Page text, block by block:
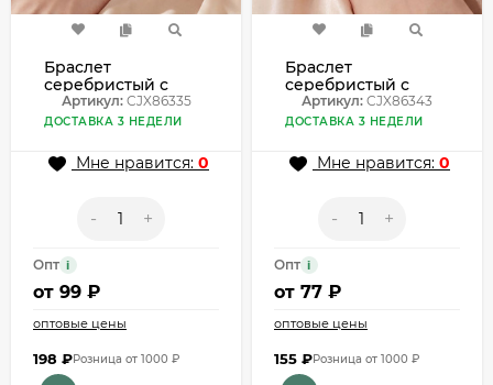
Браслет
серебристый с
вишней и эмалью
CJX86335
Артикул:CJX86335
ДОСТАВКА 3 НЕДЕЛИ
Мне нравится: 0
- +
Опт i
от 99 ₽
оптовые цены
198 ₽Розница от 1000 ₽
Браслет
серебристый с
сердцем и
стразами CJX86343
Артикул: CJX86343
ДОСТАВКА 3 НЕДЕЛИ
Мне нравится: 0
- +
Опт i
от 77 ₽
оптовые цены
155 ₽Розница от 1000 ₽